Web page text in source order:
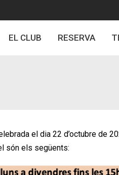
EL CLUB RESERVA
el dia 22 d’octubre de
són els següents: